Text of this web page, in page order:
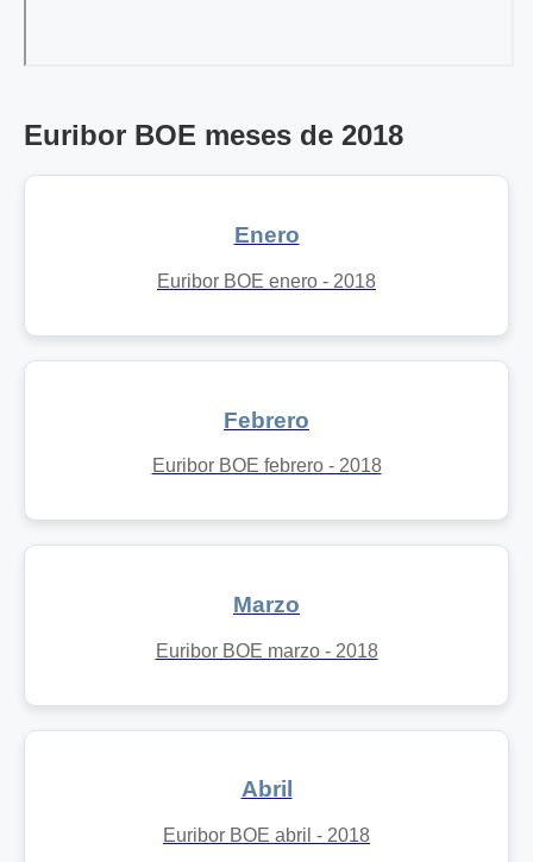
Euribor BOE meses de 2018
Enero
Euribor BOE enero - 2018
Febrero
Euribor BOE febrero - 2018
Marzo
Euribor BOE marzo - 2018
Abril
Euribor BOE abril - 2018